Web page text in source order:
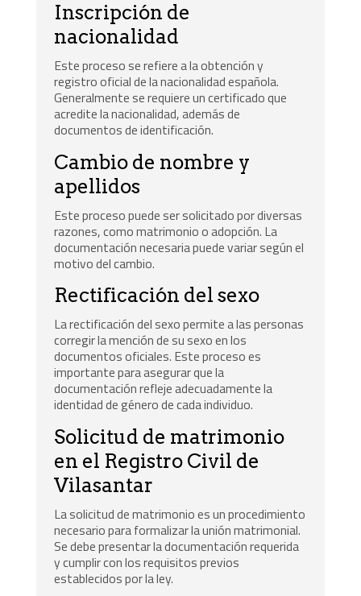
Inscripción de
nacionalidad
Este proceso se refiere a la obtención y
registro oficial de la nacionalidad española.
Generalmente se requiere un certificado que
acredite la nacionalidad, además de
documentos de identificación.
Cambio de nombre y
apellidos
Este proceso puede ser solicitado por diversas
razones, como matrimonio o adopción. La
documentación necesaria puede variar según el
motivo del cambio.
Rectificación del sexo
La rectificación del sexo permite a las personas
corregir la mención de su sexo en los
documentos oficiales. Este proceso es
importante para asegurar que la
documentación refleje adecuadamente la
identidad de género de cada individuo.
Solicitud de matrimonio
en el Registro Civil de
Vilasantar
La solicitud de matrimonio es un procedimiento
necesario para formalizar la unión matrimonial.
Se debe presentar la documentación requerida
y cumplir con los requisitos previos
establecidos por la ley.